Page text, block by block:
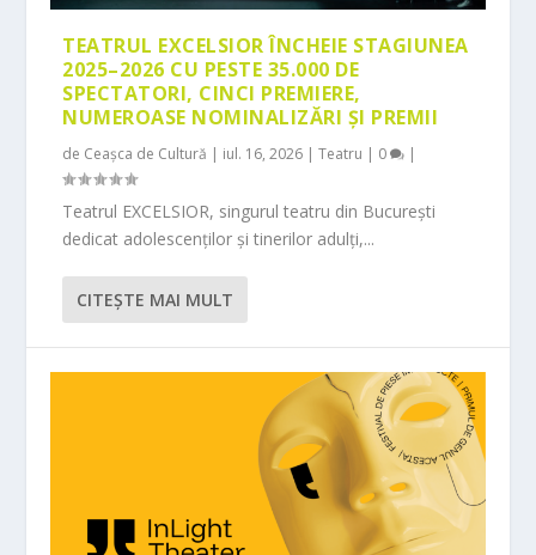
TEATRUL EXCELSIOR ÎNCHEIE STAGIUNEA
2025–2026 CU PESTE 35.000 DE
SPECTATORI, CINCI PREMIERE,
NUMEROASE NOMINALIZĂRI ȘI PREMII
de Ceașca de Cultură | iul. 16, 2026 |Teatru | 0 |
Teatrul EXCELSIOR, singurul teatru din București
dedicat adolescenților și tinerilor adulți,...
CITEŞTE MAI MULT